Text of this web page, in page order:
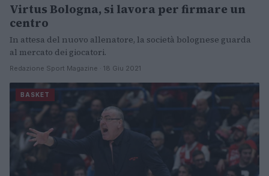
Virtus Bologna, si lavora per firmare un
centro
In attesa del nuovo allenatore, la società bolognese guarda
al mercato dei giocatori.
Redazione Sport Magazine · 18 Giu 2021
BASKET